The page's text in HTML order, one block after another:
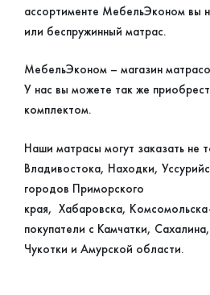
ассортименте МебельЭконом вы
или беспружинный матрас.
МебельЭконом – магазин
У нас вы можете так же
комплектом.
Наши матрасы могут заказать не
Владивостока, Находки,
городов Приморского
края, Хабаровска,
покупатели с Камчатки,
Чукотки и Амурской области.